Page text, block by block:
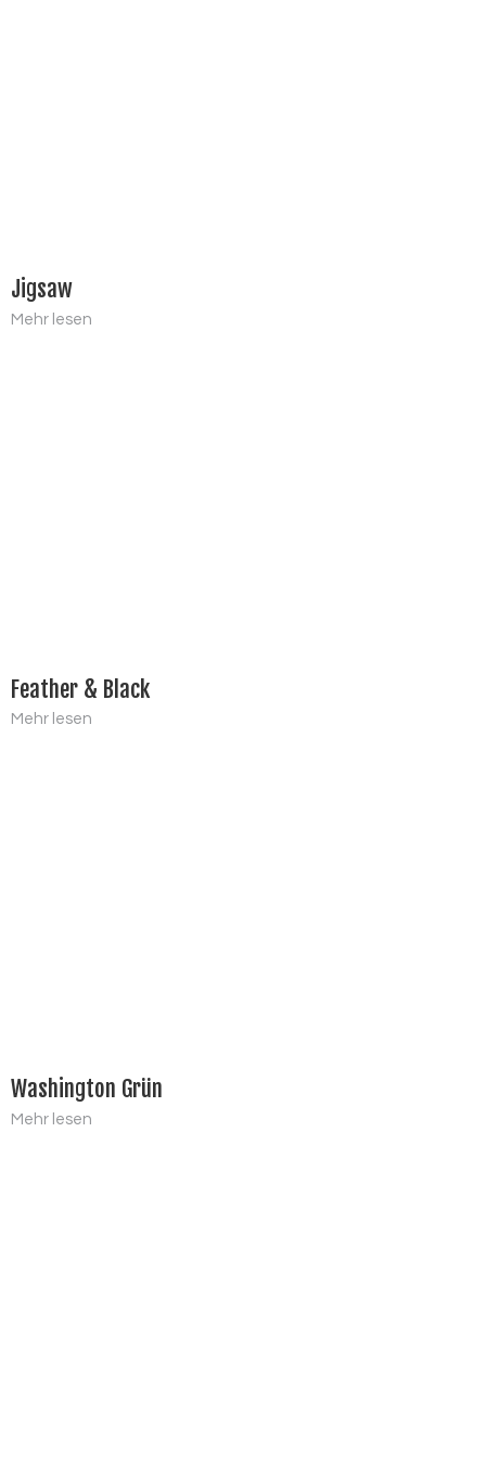
Jigsaw
Mehr lesen
Feather & Black
Mehr lesen
Washington Grün
Mehr lesen